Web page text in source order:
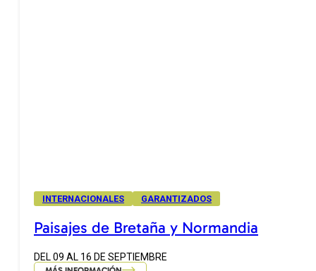
INTERNACIONALES GARANTIZADOS
Paisajes de Bretaña y Normandia
DEL 09 AL 16 DE SEPTIEMBRE